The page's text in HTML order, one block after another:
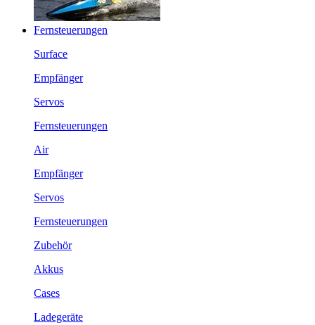
Fernsteuerungen
Surface
Empfänger
Servos
Fernsteuerungen
Air
Empfänger
Servos
Fernsteuerungen
Zubehör
Akkus
Cases
Ladegeräte